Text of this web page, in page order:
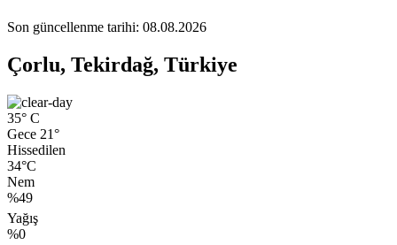
Son güncellenme tarihi: 08.08.2026
Çorlu, Tekirdağ, Türkiye
35° C
Gece 21°
Hissedilen
34°C
Nem
%49
Yağış
%0